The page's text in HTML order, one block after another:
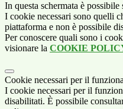
In questa schermata è
I cookie necessari sono quelli
piattaforma e non è possibile
Per conoscere quali sono i
visionare la COOKIE
Cookie necessari per il
I cookie necessari per il
disabilitati. È possibile